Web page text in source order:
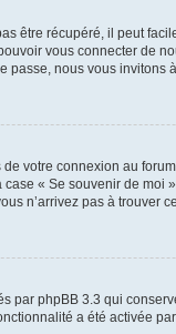
être récupéré, il peut
vous connecter de
nous vous invitons
votre connexion au
« Se souvenir de
n’arrivez pas à trouver
par phpBB 3.3 qui
a été activée